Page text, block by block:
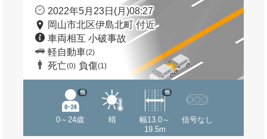
2022年5月23日(月)08:27
岡山市北区伊島北町 付近
車両相互 小破事故
軽自動車(2)
死亡(0) 負傷(1)
0～24歳
他
晴
幅13.0～
19.5m
他
信号なし